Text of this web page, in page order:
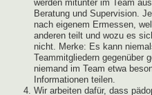
werden mitunter im Team
Beratung und Supervision.
nach eigenem Ermessen,
anderen teilt und wozu es
nicht. Merke: Es kann
Teammitgliedern gegenüber
niemand im Team etwa
Informationen teilen.
Wir arbeiten dafür, dass